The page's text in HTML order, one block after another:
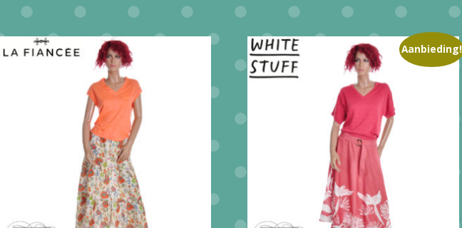
meerdere
variaties.
Deze
optie
kan
gekozen
worden
op
de
Aanbieding!